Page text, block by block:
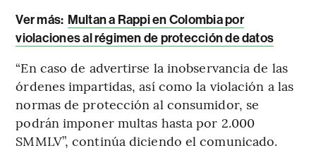
Ver más: Multan a Rappi en Colombia por
violaciones al régimen de protección de datos
“En caso de advertirse la inobservancia de las
órdenes impartidas, así como la violación a las
normas de protección al consumidor, se
podrán imponer multas hasta por 2.000
SMMLV”, continúa diciendo el comunicado.